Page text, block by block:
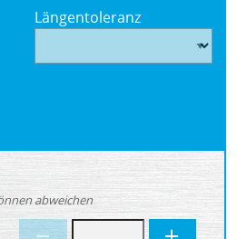
Längentoleranz
abweichen